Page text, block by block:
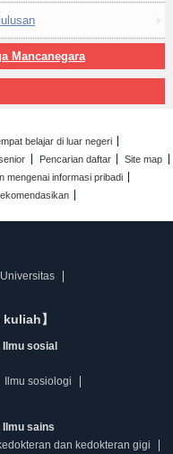
Mancanegara
belajar di luar negeri
Pencarian daftar
Site map
mengenai informasi pribadi
】
Ilmu sosial
Ilmu sosiologi
sains
dan kedokteran gigi